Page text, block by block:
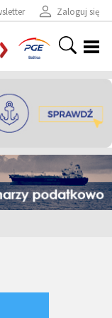
Zaloguj się